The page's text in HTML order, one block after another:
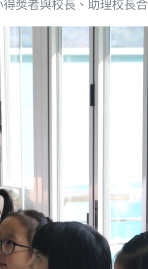
獎者與校長、助理校長